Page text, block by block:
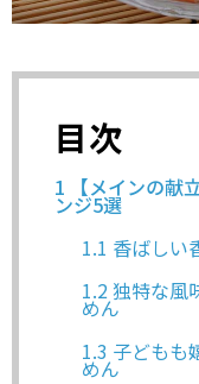
目次
1 【メインの献
ンジ5選
1.1 香ばしい
1.2 独特な風
めん
1.3 子どもも
めん